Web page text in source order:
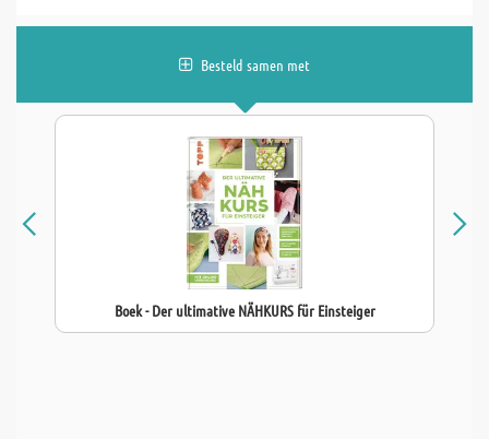
Besteld samen met
Boek - Der ultimative NÄHKURS für Einsteiger